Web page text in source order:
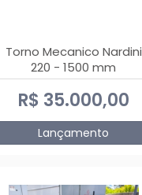
Torno Mecanico Nardini
220 - 1500 mm
R$ 35.000,00
Lançamento